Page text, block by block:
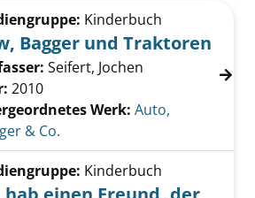
Kinderbuch
Bagger und Traktoren
Seifert, Jochen
2010
Werk: Auto,
& Co.
Kinderbuch